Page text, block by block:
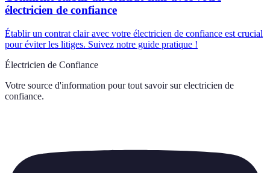
électricien de confiance
Établir un contrat clair avec votre électricien de confiance est crucial
pour éviter les litiges. Suivez notre guide pratique !
Électricien de Confiance
Votre source d'information pour tout savoir sur electricien de
confiance.